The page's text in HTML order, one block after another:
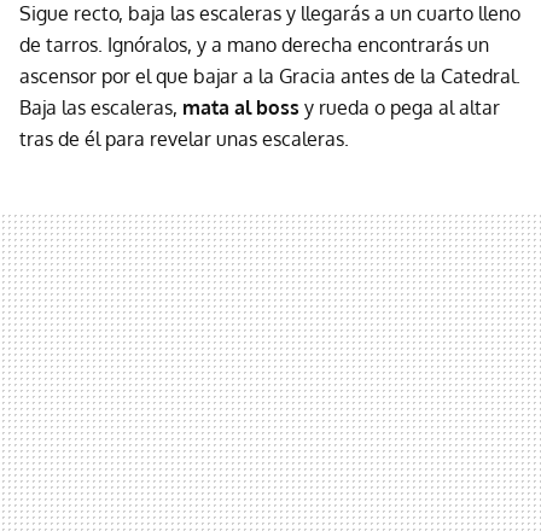
Sigue recto, baja las escaleras y llegarás a un cuarto lleno
de tarros. Ignóralos, y a mano derecha encontrarás un
ascensor por el que bajar a la Gracia antes de la Catedral.
Baja las escaleras, mata al boss y rueda o pega al altar
tras de él para revelar unas escaleras.